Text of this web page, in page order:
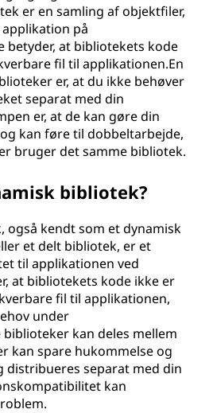
er en samling af objektfiler,
på
betyder, at bibliotekets kode
fil til applikationen.En
er, at du ikke behøver
separat med din
er, at de kan gøre din
kan føre til dobbeltarbejde,
bruger det samme bibliotek.
bibliotek?
også kendt som et dynamisk
et delt bibliotek, er et
til applikationen ved
at bibliotekets kode ikke er
fil til applikationen,
under
kan deles mellem
kan spare hukommelse og
distribueres separat med din
kan